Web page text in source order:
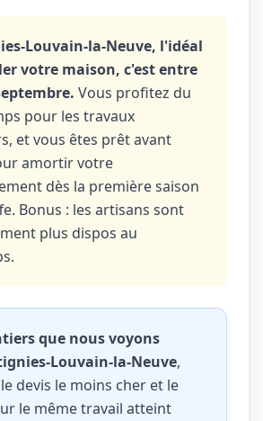
Louvain-la-Neuve, l'idéal
votre maison, c'est entre
Vous profitez du
pour les travaux
et vous êtes prêt avant
amortir votre
dès la première saison
Bonus : les artisans sont
plus dispos au
que nous voyons
Louvain-la-Neuve,
devis le moins cher et le
le même travail atteint